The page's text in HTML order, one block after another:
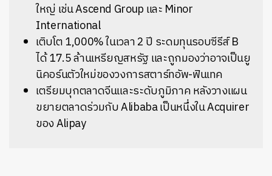
ใหญ่ เช่น Ascend Group และ Minor
International
เติบโต 1,000% ในเวลา 2 ปี ระดมทุนรอบซีรีส์ B
ได้ 17.5 ล้านเหรียญสหรัฐ และถูกมองว่าอาจเป็นยู
นิคอร์นตัวใหม่ของวงการสตาร์ทอัพ-ฟินเทค
เตรียมบุกตลาดจีนและระดับภูมิภาค หลังวางแผน
ขยายตลาดร่วมกับ Alibaba เป็นหนึ่งใน Acquirer
ของ Alipay